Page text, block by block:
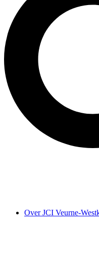
Over JCI Veurne-